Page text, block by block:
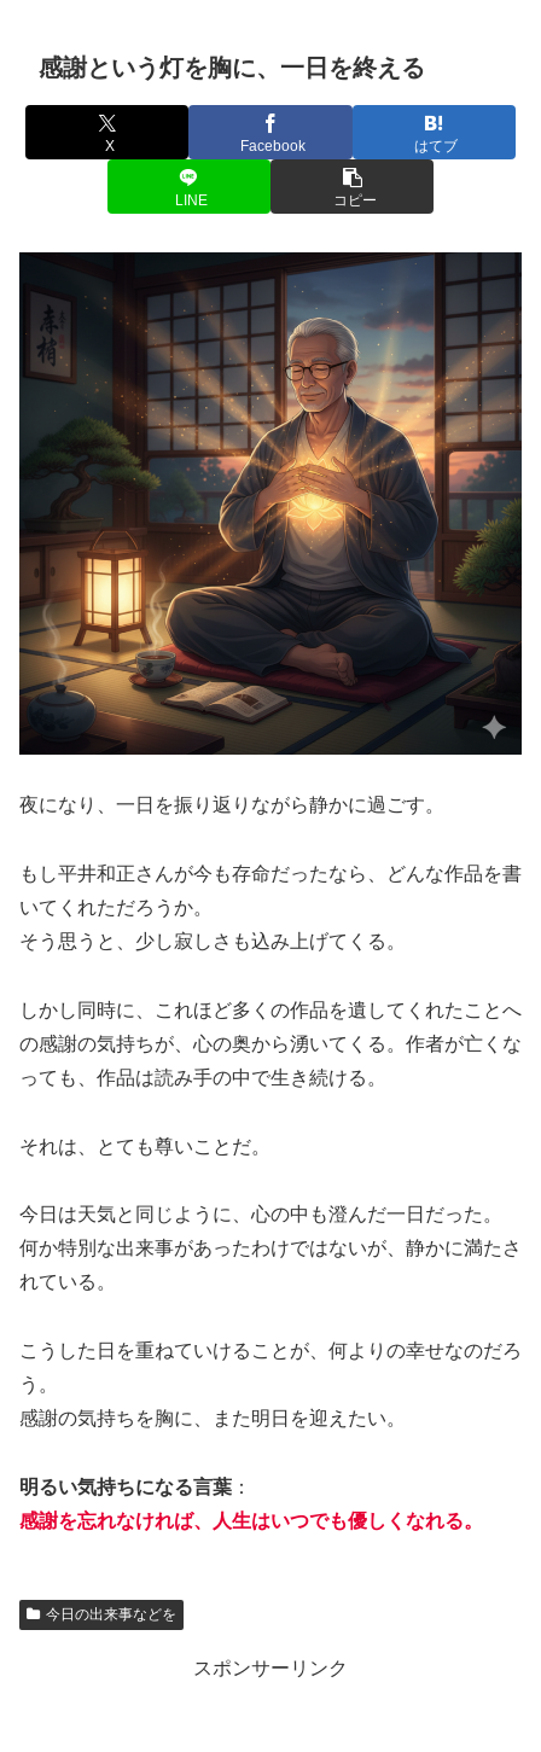
感謝という灯を胸に、一日を終える
X Facebook はてブ
LINE コピー
夜になり、一日を振り返りながら静かに過ごす。
もし平井和正さんが今も存命だったなら、どんな作品を書
いてくれただろうか。
そう思うと、少し寂しさも込み上げてくる。
しかし同時に、これほど多くの作品を遺してくれたことへ
の感謝の気持ちが、心の奥から湧いてくる。作者が亡くな
っても、作品は読み手の中で生き続ける。
それは、とても尊いことだ。
今日は天気と同じように、心の中も澄んだ一日だった。
何か特別な出来事があったわけではないが、静かに満たさ
れている。
こうした日を重ねていけることが、何よりの幸せなのだろ
う。
感謝の気持ちを胸に、また明日を迎えたい。
明るい気持ちになる言葉 ：
感謝を忘れなければ、人生はいつでも優しくなれる。
今日の出来事などを
スポンサーリンク